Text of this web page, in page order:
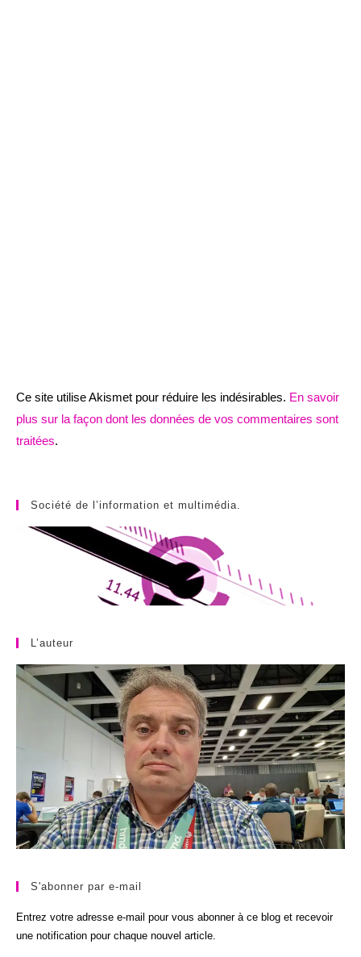
Ce site utilise Akismet pour réduire les indésirables. En savoir
plus sur la façon dont les données de vos commentaires sont
traitées.
Société de l’information et multimédia.
L’auteur
S'abonner par e-mail
Entrez votre adresse e-mail pour vous abonner à ce blog et recevoir
une notification pour chaque nouvel article.